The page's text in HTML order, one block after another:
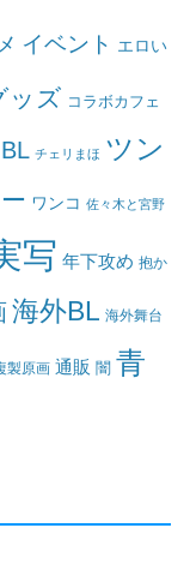
イベント エロい
ッズ コラボカフェ
チェリまほ ツン
ワンコ 佐々木と宮野
写 年下攻め 抱か
海外BL 海外舞台
製原画 通販 闇 青